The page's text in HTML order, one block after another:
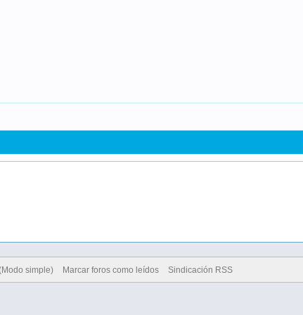
simple) Marcar foros como leídos Sindicación RSS